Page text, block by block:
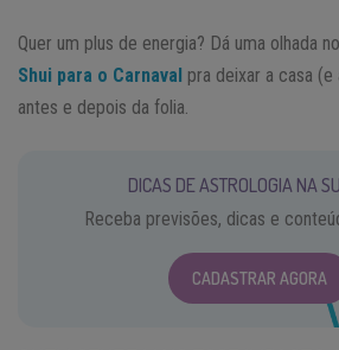
Quer um plus de energia? Dá uma olhada
Shui para o Carnaval pra deixar a casa
antes e depois da folia.
DICAS DE ASTROLOGIA NA
Receba previsões, dicas e
CADASTRAR AGORA